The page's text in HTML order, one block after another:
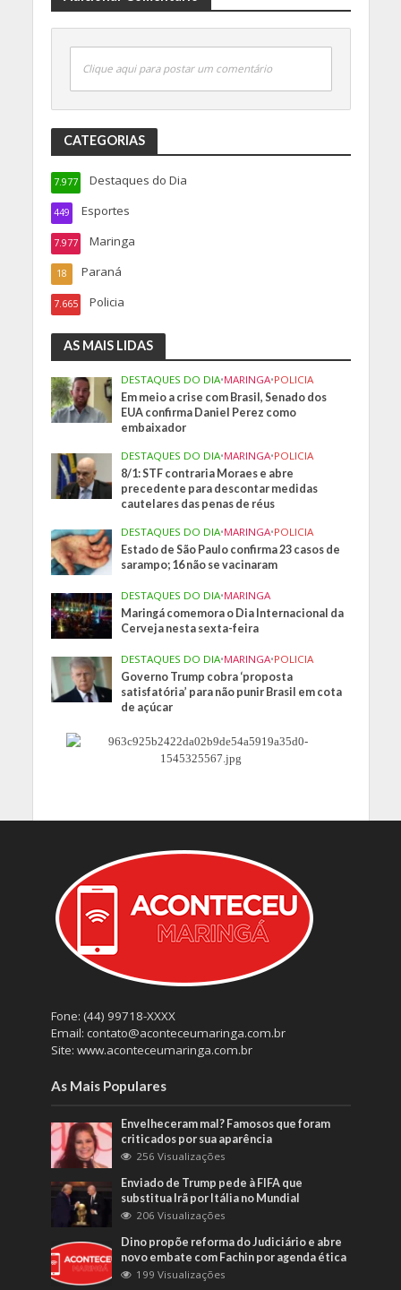
Clique aqui para postar um comentário
CATEGORIAS
Destaques do Dia
7.977
Esportes
449
Maringa
7.977
Paraná
18
Policia
7.665
AS MAIS LIDAS
DESTAQUES DO DIA•MARINGA•POLICIA
Em meio a crise com Brasil, Senado dos
EUA confirma Daniel Perez como
embaixador
DESTAQUES DO DIA•MARINGA•POLICIA
8/1: STF contraria Moraes e abre
precedente para descontar medidas
cautelares das penas de réus
DESTAQUES DO DIA•MARINGA•POLICIA
Estado de São Paulo confirma 23 casos de
sarampo; 16 não se vacinaram
DESTAQUES DO DIA•MARINGA
Maringá comemora o Dia Internacional da
Cerveja nesta sexta-feira
DESTAQUES DO DIA•MARINGA•POLICIA
Governo Trump cobra ‘proposta
satisfatória’ para não punir Brasil em cota
de açúcar
Fone: (44) 99718-XXXX
Email: contato@aconteceumaringa.com.br
Site: www.aconteceumaringa.com.br
As Mais Populares
Envelheceram mal? Famosos que foram
criticados por sua aparência
256 Visualizações
Enviado de Trump pede à FIFA que
substitua Irã por Itália no Mundial
206 Visualizações
Dino propõe reforma do Judiciário e abre
novo embate com Fachin por agenda ética
199 Visualizações